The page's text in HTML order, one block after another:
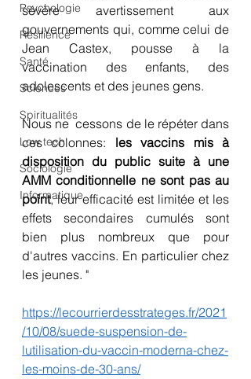
Psychologie
Résilience
Santé
Sciences
Spiritualités
Low tech
Sociologie
Informatique
sévère avertissement aux
gouvernements qui, comme celui de
Jean Castex, pousse à la
vaccination des enfants, des
adolescents et des jeunes gens.
Nous ne  cessons de le répéter dans
ces colonnes: les vaccins mis à
disposition du public suite à une
AMM conditionnelle ne sont pas au
point, leur efficacité est limitée et les
effets secondaires cumulés sont
bien plus nombreux que pour
d'autres vaccins. En particulier chez
les jeunes. "
https://lecourrierdesstrateges.fr/2021
/10/08/suede-suspension-de-
lutilisation-du-vaccin-moderna-chez-
les-moins-de-30-ans/